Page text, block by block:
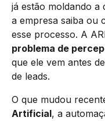
já estão moldando a
a empresa saiba ou
esse processo. A
problema de
que ele vem antes
de leads.
O que mudou
Artificial, a